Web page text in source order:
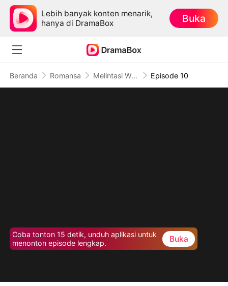
Lebih banyak konten menarik,
hanya di DramaBox
Buka
Beranda Romansa Melintasi Waktu Memperjuangkan Cinta Episode 10
Coba tonton 15 detik, unduh aplikasi untuk
menonton episode lengkap.
Buka